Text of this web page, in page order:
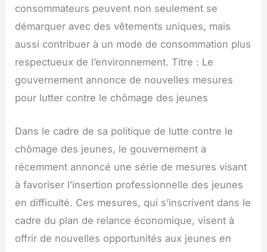
consommateurs peuvent non seulement se
démarquer avec des vêtements uniques, mais
aussi contribuer à un mode de consommation plus
respectueux de l’environnement. Titre : Le
gouvernement annonce de nouvelles mesures
pour lutter contre le chômage des jeunes
Dans le cadre de sa politique de lutte contre le
chômage des jeunes, le gouvernement a
récemment annoncé une série de mesures visant
à favoriser l’insertion professionnelle des jeunes
en difficulté. Ces mesures, qui s’inscrivent dans le
cadre du plan de relance économique, visent à
offrir de nouvelles opportunités aux jeunes en